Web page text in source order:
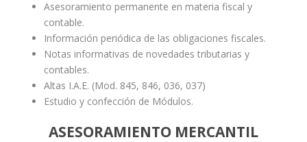
Asesoramiento permanente en materia fiscal y
contable.
Información periódica de las obligaciones fiscales.
Notas informativas de novedades tributarias y
contables.
Altas I.A.E. (Mod. 845, 846, 036, 037)
Estudio y confección de Módulos.
ASESORAMIENTO MERCANTIL